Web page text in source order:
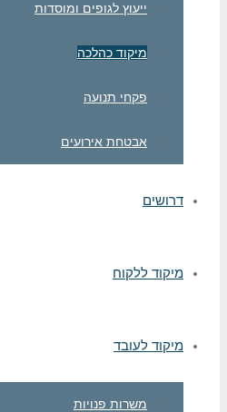
ייעוץ לגופים ומוסדות
מיקוד כהלכה
פקחי תנועה
אבטחת אירועים
דרושים
מיקוד ללקוח
מיקוד לעובד
משרות פנויות